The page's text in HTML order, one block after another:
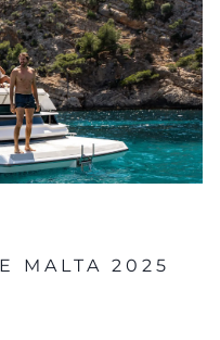
MALTA 2025